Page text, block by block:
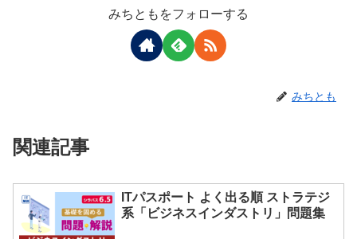
みちともをフォローする
みちとも
関連記事
ITパスポート よく出る順 ストラテジ
系「ビジネスインダストリ」問題集